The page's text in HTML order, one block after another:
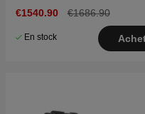
€1540.90 €1686.90
En stock